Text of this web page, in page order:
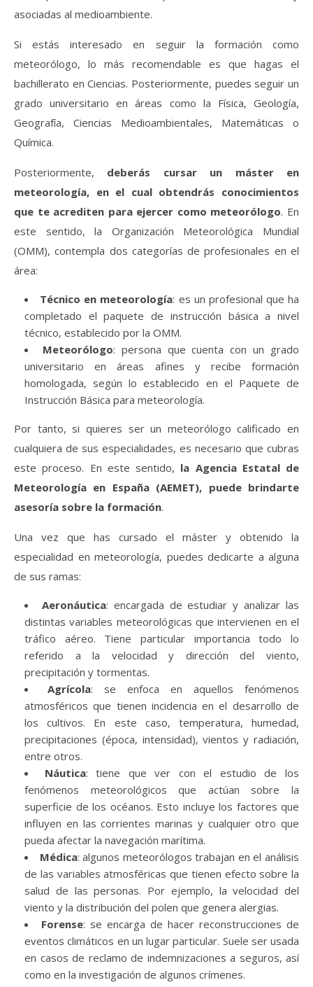
asociadas al medioambiente.
Si estás interesado en seguir la formación como
meteorólogo, lo más recomendable es que hagas el
bachillerato en Ciencias. Posteriormente, puedes seguir un
grado universitario en áreas como la Física, Geología,
Geografía, Ciencias Medioambientales, Matemáticas o
Química.
Posteriormente, deberás cursar un máster en
meteorología, en el cual obtendrás conocimientos
que te acrediten para ejercer como meteorólogo. En
este sentido, la Organización Meteorológica Mundial
(OMM), contempla dos categorías de profesionales en el
área:
Técnico en meteorología: es un profesional que ha
completado el paquete de instrucción básica a nivel
técnico, establecido por la OMM.
Meteorólogo: persona que cuenta con un grado
universitario en áreas afines y recibe formación
homologada, según lo establecido en el Paquete de
Instrucción Básica para meteorología.
Por tanto, si quieres ser un meteorólogo calificado en
cualquiera de sus especialidades, es necesario que cubras
este proceso. En este sentido, la Agencia Estatal de
Meteorología en España (AEMET), puede brindarte
asesoría sobre la formación.
Una vez que has cursado el máster y obtenido la
especialidad en meteorología, puedes dedicarte a alguna
de sus ramas:
Aeronáutica: encargada de estudiar y analizar las
distintas variables meteorológicas que intervienen en el
tráfico aéreo. Tiene particular importancia todo lo
referido a la velocidad y dirección del viento,
precipitación y tormentas.
Agrícola: se enfoca en aquellos fenómenos
atmosféricos que tienen incidencia en el desarrollo de
los cultivos. En este caso, temperatura, humedad,
precipitaciones (época, intensidad), vientos y radiación,
entre otros.
Náutica: tiene que ver con el estudio de los
fenómenos meteorológicos que actúan sobre la
superficie de los océanos. Esto incluye los factores que
influyen en las corrientes marinas y cualquier otro que
pueda afectar la navegación marítima.
Médica: algunos meteorólogos trabajan en el análisis
de las variables atmosféricas que tienen efecto sobre la
salud de las personas. Por ejemplo, la velocidad del
viento y la distribución del polen que genera alergias.
Forense: se encarga de hacer reconstrucciones de
eventos climáticos en un lugar particular. Suele ser usada
en casos de reclamo de indemnizaciones a seguros, así
como en la investigación de algunos crímenes.